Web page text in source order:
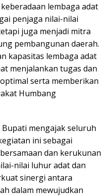
lembaga adat
penjaga nilai-nilai
juga menjadi mitra
pembangunan daerah.
kapasitas lembaga adat
menjalankan tugas dan
serta memberikan
Humbang
mengajak seluruh
ini sebagai
dan kerukunan
nilai luhur adat dan
sinergi antara
dalam mewujudkan